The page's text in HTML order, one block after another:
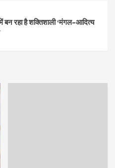
बन रहा है शक्तिशाली ‘मंगल–आदित्य